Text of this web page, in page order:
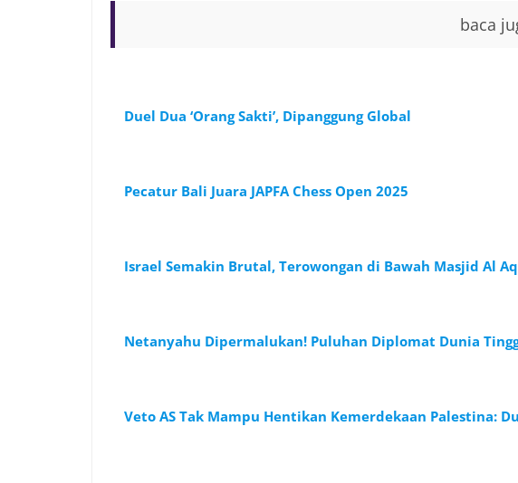
baca
Duel Dua ‘Orang Sakti’, Dipanggung Global
Pecatur Bali Juara JAPFA Chess Open 2025
Israel Semakin Brutal, Terowongan di Bawah Masjid Al
Netanyahu Dipermalukan! Puluhan Diplomat Dunia
Veto AS Tak Mampu Hentikan Kemerdekaan Palestina: